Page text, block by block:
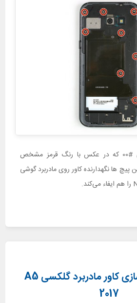
هشت پیچ فیلیپس #00 که در عکس با رنگ قرمز مشخص
پیچ ها نگهدارنده کاور روی مادربرد گوشی
مرحله 6: جداسازی کاور مادربرد گلکسی A5
2017